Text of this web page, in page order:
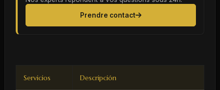
Prendre contact
Servicios Descripción